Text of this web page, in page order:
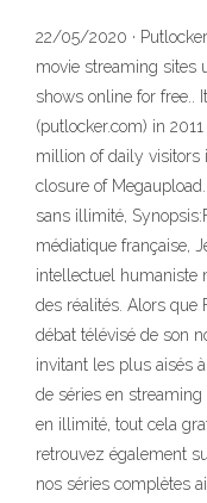
22/05/2020 ·
movie streaming sites
shows online for free..
(putlocker.com) in
million of daily visitors
closure of
sans illimité,
médiatique française,
intellectuel humaniste
des réalités. Alors que
débat télévisé de son
invitant les plus aisés
de séries en
en illimité, tout cela
retrouvez également
nos séries complètes